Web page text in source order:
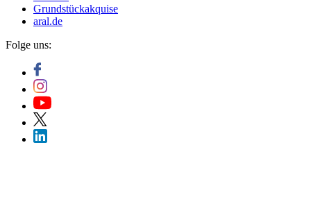
Grundstückakquise
aral.de
Folge uns: